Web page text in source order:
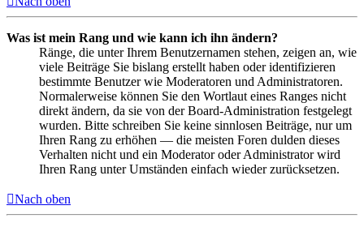
Was ist mein Rang und wie kann ich ihn ändern?
Ränge, die unter Ihrem Benutzernamen stehen, zeigen an, wie
viele Beiträge Sie bislang erstellt haben oder identifizieren
bestimmte Benutzer wie Moderatoren und Administratoren.
Normalerweise können Sie den Wortlaut eines Ranges nicht
direkt ändern, da sie von der Board-Administration festgelegt
wurden. Bitte schreiben Sie keine sinnlosen Beiträge, nur um
Ihren Rang zu erhöhen — die meisten Foren dulden dieses
Verhalten nicht und ein Moderator oder Administrator wird
Ihren Rang unter Umständen einfach wieder zurücksetzen.
Nach oben